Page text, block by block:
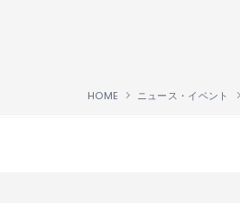
HOME ニュース・イベント